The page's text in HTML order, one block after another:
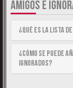
AMIGOS E
¿Qué es la lista
¿Cómo se puede
Ignorados?